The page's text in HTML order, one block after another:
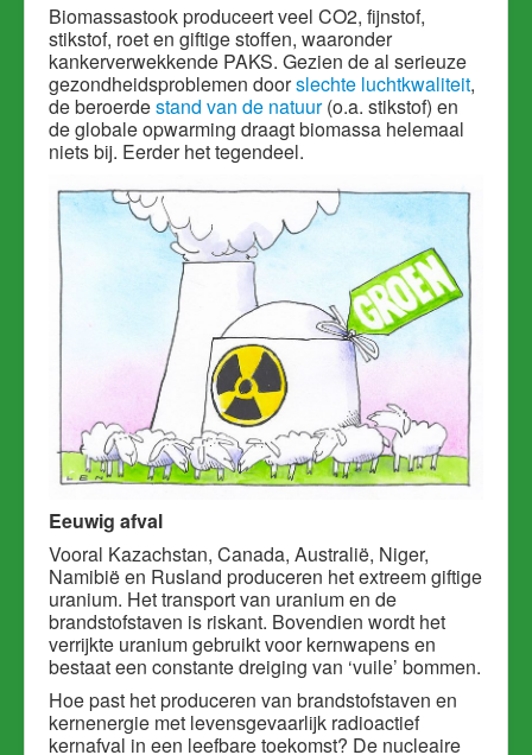
Biomassastook produceert veel CO2, fijnstof,
stikstof, roet en giftige stoffen, waaronder
kankerverwekkende PAKS. Gezien de al serieuze
gezondheidsproblemen doorslechte luchtkwaliteit,
de beroerdestand van de natuur(o.a. stikstof) en
de globale opwarming draagt biomassa helemaal
niets bij. Eerder het tegendeel.
Eeuwig afval
Vooral Kazachstan, Canada, Australië, Niger,
Namibië en Rusland produceren het extreem giftige
uranium. Het transport van uranium en de
brandstofstaven is riskant. Bovendien wordt het
verrijkte uranium gebruikt voor kernwapens en
bestaat een constante dreiging van ‘vuile’ bommen.
Hoe past het produceren van brandstofstaven en
kernenergie met levensgevaarlijk radioactief
kernafval in een leefbare toekomst? De nucleaire